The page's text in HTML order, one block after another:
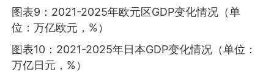
图表9：2021-2025年欧元区GDP变化情况（单
位：万亿欧元，%）
图表10：2021-2025年日本GDP变化情况（单位：
万亿日元，%）